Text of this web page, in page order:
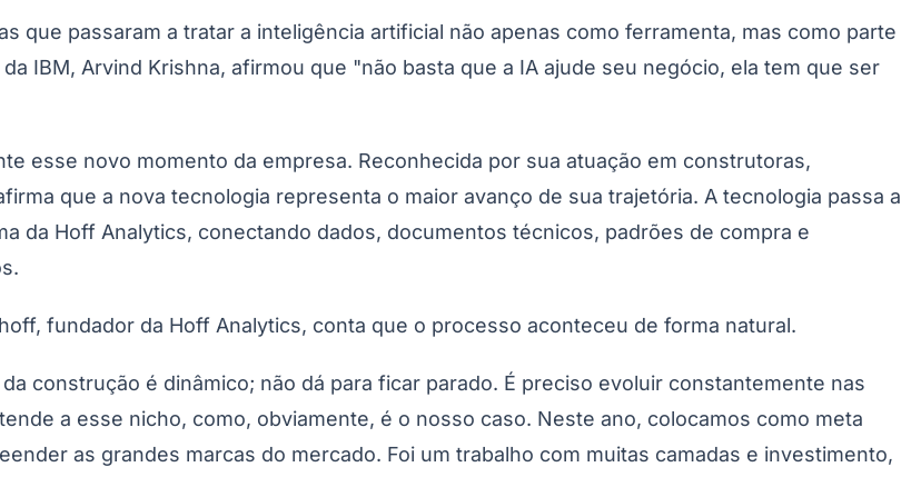
que passaram a tratar a inteligência artificial não apenas como ferramenta, mas como parte
da IBM, Arvind Krishna, afirmou que "não basta que a IA ajude seu negócio, ela tem que ser
esse novo momento da empresa. Reconhecida por sua atuação em construtoras,
que a nova tecnologia representa o maior avanço de sua trajetória. A tecnologia passa a
da Hoff Analytics, conectando dados, documentos técnicos, padrões de compra e
fundador da Hoff Analytics, conta que o processo aconteceu de forma natural.
construção é dinâmico; não dá para ficar parado. É preciso evoluir constantemente nas
a esse nicho, como, obviamente, é o nosso caso. Neste ano, colocamos como meta
as grandes marcas do mercado. Foi um trabalho com muitas camadas e investimento,